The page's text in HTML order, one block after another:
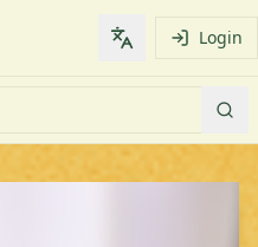
Change Login